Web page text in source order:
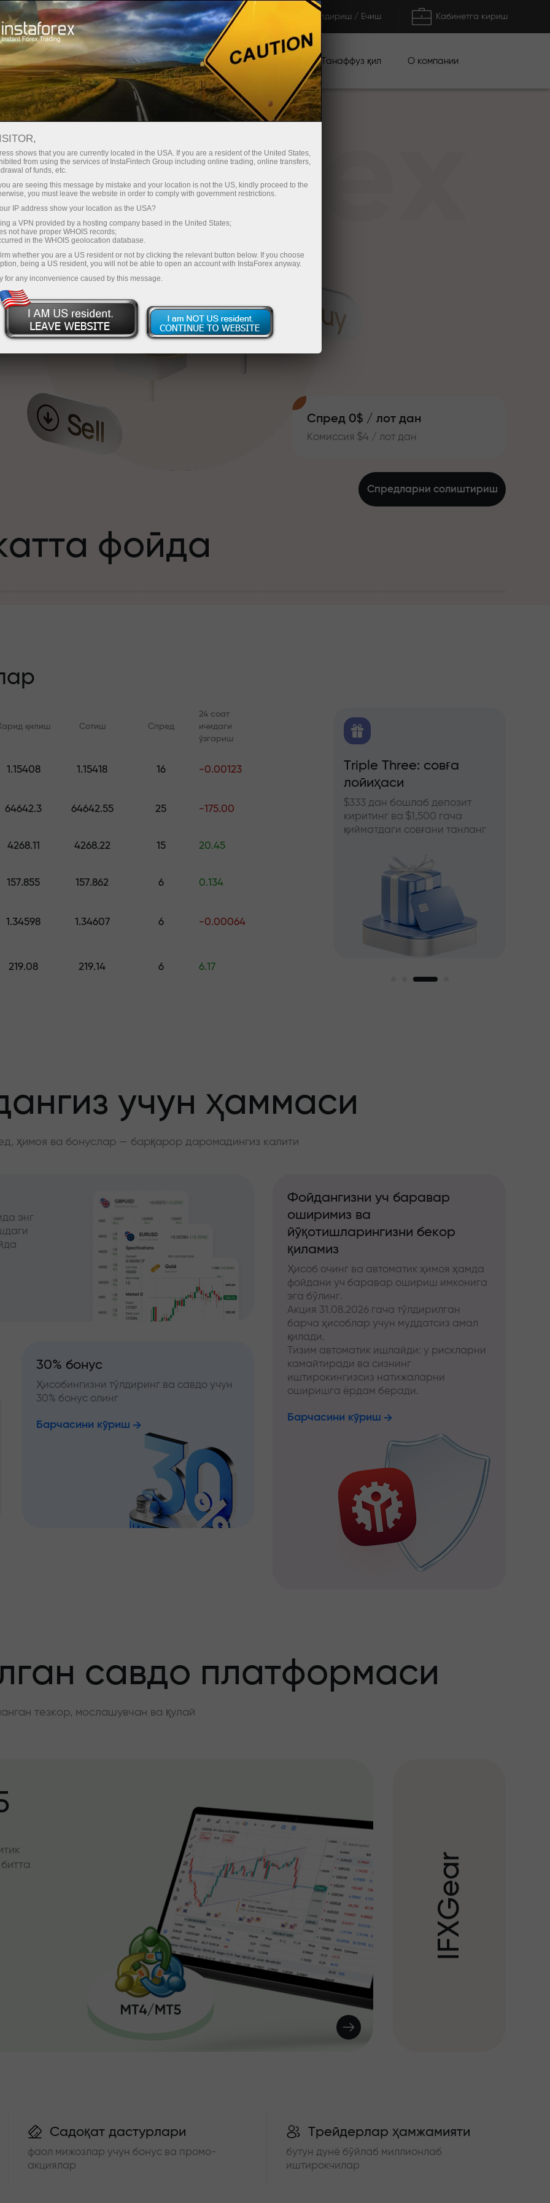
Ҳисоб-варағини тез очиш Савдо платформаси Тўлдириш / Ечиш Кабинетга кириш
Энди иш
учун
Инвесторлар
учун
Ҳамкорлар учун Промоакциялар Танаффуз қил О компании
Спред 0$ / лот дан
Комиссия $4 / лот дан
фойда
учун
жекпоти
— $1,500 гача қийматдаги совғани танланг
қилинг —
— бозордаги
Спредларни солиштириш
қилиш Сотиш Спред
24 соат
ичидаги
ўзгариш
1.15408 1.15418 16 -0.00123
64642.3 64642.55 25 -175.00
4268.11 4268.22 15 20.45
157.855 157.862 6 0.134
1.34598 1.34607 6 -0.00064
219.08 219.14 6 6.17
Онлайн курслар
курслар ва вебинарлар
FX.CO билан аналитика
Triple Three: совға
лойиҳаси
$333 дан бошлаб депозит
киритинг ва $1,500 гача
қийматдаги совғани танланг
учун ҳаммаси
ҳимоя ва бонуслар — барқарор даромадингиз калити
энг
30% бонус
Ҳисобингизни тўлдиринг ва савдо учун
30% бонус олинг
Барчасини кўриш
Фойдангизни уч баравар
оширимиз ва
йўқотишларингизни бекор
қиламиз
Ҳисоб очинг ва автоматик ҳимоя ҳамда
фойдани уч баравар ошириш имконига
эга бўлинг.
Акция 31.08.2026 гача тўлдирилган
барча ҳисоблар учун муддатсиз амал
қилади.
Тизим автоматик ишлайди: у рискларни
камайтиради ва сизнинг
иштирокингизсиз натижаларни
оширишга ёрдам беради.
Барчасини кўриш
савдо платформаси
тезкор, мослашувчан ва қулай
I
F
X
G
e
a
r
Садоқат дастурлари
фаол мижозлар учун бонус ва промо-
акциялар
Трейдерлар ҳамжамияти
бутун дунё бўйлаб миллионлаб
иштирокчилар
shows that you are currently located in the USA. If you are a resident of the United States,
from using the services of InstaFintech Group including online trading, online transfers,
of funds, etc.
are seeing this message by mistake and your location is not the US, kindly proceed to the
you must leave the website in order to comply with government restrictions.
IP address show your location as the USA?
a VPN provided by a hosting company based in the United States;
not have proper WHOIS records;
in the WHOIS geolocation database.
whether you are a US resident or not by clicking the relevant button below. If you choose
being a US resident, you will not be able to open an account with InstaForex anyway.
for any inconvenience caused by this message.